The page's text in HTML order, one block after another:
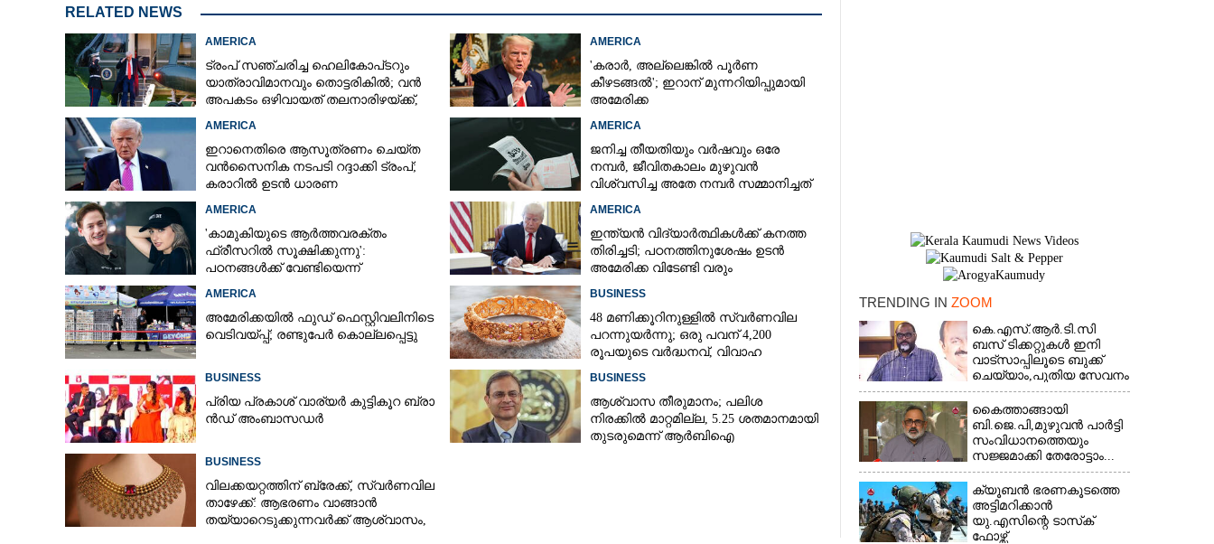
RELATED NEWS
AMERICA
ട്രംപ് സഞ്ചരിച്ച ഹെലികോപ്‌ടറും
യാത്രാവിമാനവും തൊട്ടരികിൽ; വൻ
അപകടം ഒഴിവായത് തലനാരിഴയ്‌ക്ക്,
AMERICA
'കരാർ, അല്ലെങ്കിൽ പൂർണ
കീഴടങ്ങൽ'; ഇറാന് മുന്നറിയിപ്പുമായി
അമേരിക്ക
AMERICA
ഇറാനെതിരെ ആസൂത്രണം ചെയ്‌ത
വൻസൈനിക നടപടി റദ്ദാക്കി ട്രംപ്;
കരാറിൽ ഉടൻ ധാരണ
AMERICA
ജനിച്ച തീയതിയും വർഷവും ഒരേ
നമ്പർ, ജീവിതകാലം മുഴുവൻ
വിശ്വസിച്ച അതേ നമ്പർ സമ്മാനിച്ചത്
AMERICA
'കാമുകിയുടെ ആർത്തവരക്തം
ഫ്രീസറിൽ സൂക്ഷിക്കുന്നു':
പഠനങ്ങൾക്ക് വേണ്ടിയെന്ന്
AMERICA
ഇന്ത്യൻ വിദ്യാർത്ഥികൾക്ക് കനത്ത
തിരിച്ചടി; പഠനത്തിനുശേഷം ഉടൻ
അമേരിക്ക വിടേണ്ടി വരും
AMERICA
അമേരിക്കയിൽ ഫുഡ് ഫെസ്റ്റിവലിനിടെ
വെടിവയ്‌പ്പ്; രണ്ടുപേർ കൊല്ലപ്പെട്ടു
BUSINESS
48 മണിക്കൂറിനുള്ളിൽ സ്വർണവില
പറന്നുയർന്നു; ഒരു പവന് 4,200
രൂപയുടെ വർദ്ധനവ്, വിവാഹ
BUSINESS
പ്രി​യ​ ​പ്ര​കാ​ശ് ​വാ​ര്യർ കു​ട്ടി​കൂ​റ​ ​ ബ്രാ​
ൻ​ഡ് ​അം​ബാ​സ​ഡ​ർ
BUSINESS
ആശ്വാസ തീരുമാനം; പലിശ
നിരക്കിൽ മാറ്റമില്ല, 5.25 ശതമാനമായി
തുടരുമെന്ന് ആർബിഐ
BUSINESS
വിലക്കയറ്റത്തിന് ബ്രേക്ക്, സ്വർണവില
താഴേക്ക്: ആഭരണം വാങ്ങാൻ
തയ്യാറെടുക്കുന്നവർക്ക് ആശ്വാസം,
TRENDING IN ZOOM
കെ.എസ്.ആർ.ടി.സി
ബസ് ടിക്കറ്റുകൾ ഇനി
വാട്സാപ്പിലൂടെ ബുക്ക്
ചെയ്യാം,പുതിയ സേവനം
തുടങ്ങി...
കൈത്താങ്ങായി
ബി.ജെ.പി,മുഴുവൻ പാർട്ടി
സംവിധാനത്തെയും
സജ്ജമാക്കി തേരോട്ടാം...
ക്യൂബൻ ഭരണകൂടത്തെ
അട്ടിമറിക്കാൻ
യു.എസിന്റെ ടാസ്‌ക്
ഫോഴ്സ്
തുപ്പാക്കി എടുത്ത് സി.എം വിജയ്, 717
×